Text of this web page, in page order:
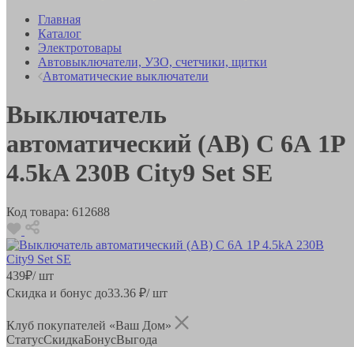
Главная
Каталог
Электротовары
Автовыключатели, УЗО, счетчики, щитки
Автоматические выключатели
Выключатель
автоматический (АВ) С 6А 1P
4.5kA 230В City9 Set SE
Код товара: 612688
439₽/ шт
Скидка и бонус до33.36 ₽/ шт
Клуб покупателей «Ваш Дом»
СтатусСкидкаБонусВыгода